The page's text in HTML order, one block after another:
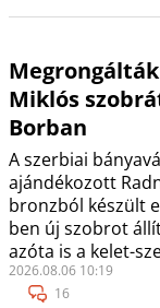
Miklós
Borban
A szerbiai
ajándékozott
bronzból készült
ben új szobrot
azóta is a kelet-
2026.08.06 10:19
16